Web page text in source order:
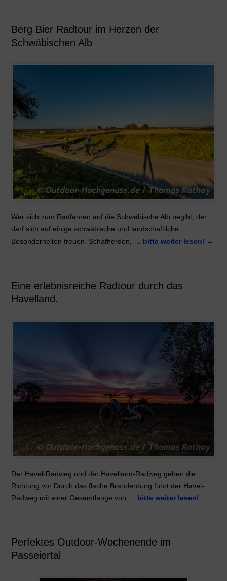
Berg Bier Radtour im Herzen der
Schwäbischen Alb
Wer sich zum Radfahren auf die Schwäbische Alb begibt, der
darf sich auf einige schwäbische und landschaftliche
Besonderheiten freuen. Schafherden, … bitte weiter lesen! →
Eine erlebnisreiche Radtour durch das
Havelland.
Der Havel-Radweg und der Havelland-Radweg geben die
Richtung vor Durch das flache Brandenburg führt der Havel-
Radweg mit einer Gesamtlänge von … bitte weiter lesen! →
Perfektes Outdoor-Wochenende im
Passeiertal